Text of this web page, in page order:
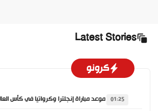
Latest Stories
كرونو
01:25